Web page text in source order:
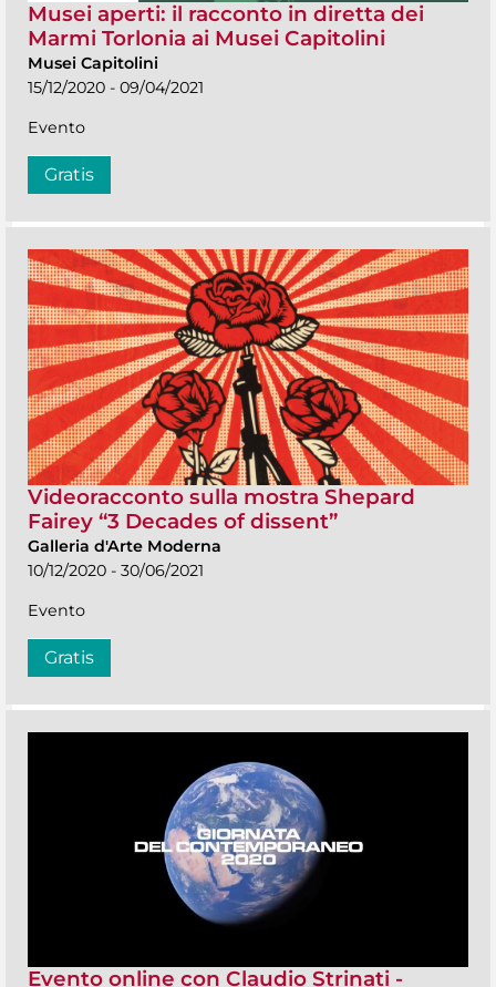
Musei aperti: il racconto in diretta dei
Marmi Torlonia ai Musei Capitolini
Musei Capitolini
15/12/2020 - 09/04/2021
Evento
Gratis
Videoracconto sulla mostra Shepard
Fairey “3 Decades of dissent”
Galleria d'Arte Moderna
10/12/2020 - 30/06/2021
Evento
Gratis
Evento online con Claudio Strinati -